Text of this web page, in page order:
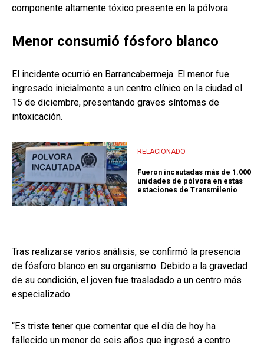
componente altamente tóxico presente en la pólvora.
Menor consumió fósforo blanco
El incidente ocurrió en Barrancabermeja. El menor fue
ingresado inicialmente a un centro clínico en la ciudad el
15 de diciembre, presentando graves síntomas de
intoxicación.
RELACIONADO
Fueron incautadas más de 1.000
unidades de pólvora en estas
estaciones de Transmilenio
Tras realizarse varios análisis, se confirmó la presencia
de fósforo blanco en su organismo. Debido a la gravedad
de su condición, el joven fue trasladado a un centro más
especializado.
“Es triste tener que comentar que el día de hoy ha
fallecido un menor de seis años que ingresó a centro